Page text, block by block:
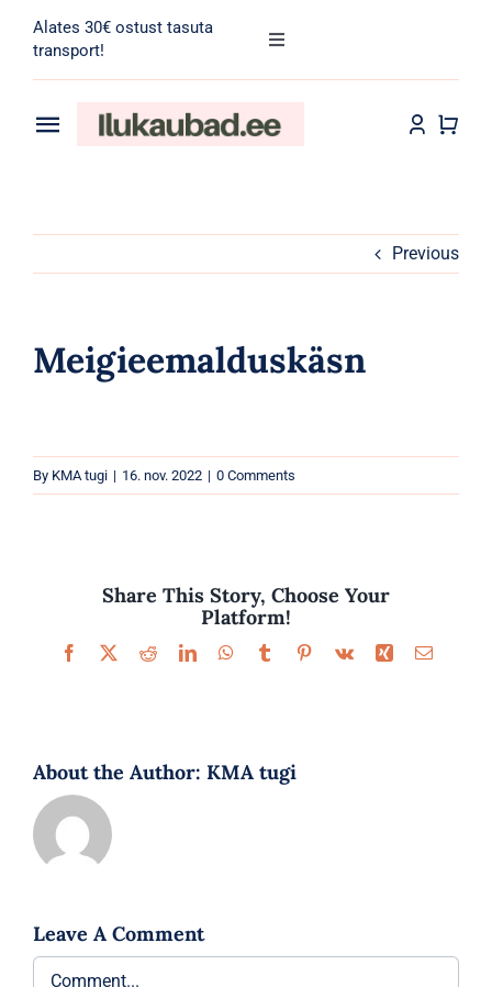
content
Alates 30€ ostust tasuta
transport!
Toggle
for:
Toggle
Meik
Parfüümid
Previous
Meigieemalduskäsn
By KMA tugi | 16. nov. 2022 | 0 Comments
Share This Story, Choose Your
Platform!
Facebook
X RedditLinkedInWhatsApp
TumblrPinterest
Vk Xing Email
About the Author: KMA tugi
Leave A Comment
Comment